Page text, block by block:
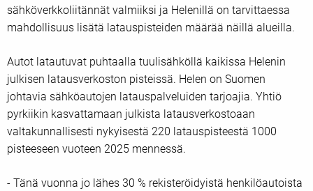
sähköverkkoliitännät valmiiksi ja Helenillä on tarvittaessa
mahdollisuus lisätä latauspisteiden määrää näillä alueilla.
Autot latautuvat puhtaalla tuulisähköllä kaikissa Helenin
julkisen latausverkoston pisteissä. Helen on Suomen
johtavia sähköautojen latauspalveluiden tarjoajia. Yhtiö
pyrkiikin kasvattamaan julkista latausverkostoaan
valtakunnallisesti nykyisestä 220 latauspisteestä 1000
pisteeseen vuoteen 2025 mennessä.
- Tänä vuonna jo lähes 30 % rekisteröidyistä henkilöautoista